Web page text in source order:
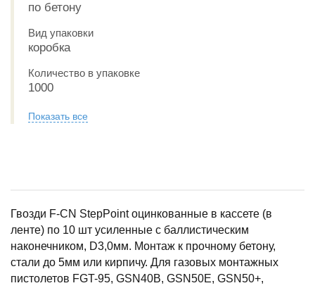
по бетону
Вид упаковки
коробка
Количество в упаковке
1000
Показать все
Гвозди F-CN StepPoint оцинкованные в кассете (в
ленте) по 10 шт усиленные с баллистическим
наконечником, D3,0мм. Монтаж к прочному бетону,
стали до 5мм или кирпичу. Для газовых монтажных
пистолетов FGT-95, GSN40B, GSN50Е, GSN50+,